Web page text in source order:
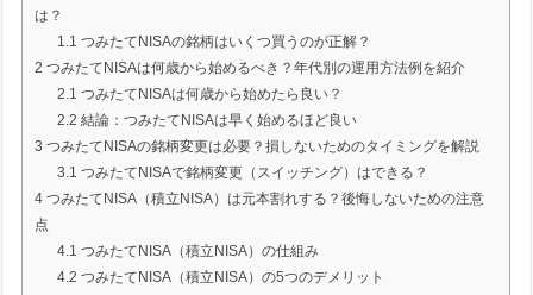
は？
1.1 つみたてNISAの銘柄はいくつ買うのが正解？
2 つみたてNISAは何歳から始めるべき？年代別の運用方法例を紹介
2.1 つみたてNISAは何歳から始めたら良い？
2.2 結論：つみたてNISAは早く始めるほど良い
3 つみたてNISAの銘柄変更は必要？損しないためのタイミングを解説
3.1 つみたてNISAで銘柄変更（スイッチング）はできる？
4 つみたてNISA（積立NISA）は元本割れする？後悔しないための注意
点
4.1 つみたてNISA（積立NISA）の仕組み
4.2 つみたてNISA（積立NISA）の5つのデメリット